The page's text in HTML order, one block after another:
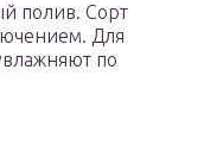
полив. Сорт
Для
по